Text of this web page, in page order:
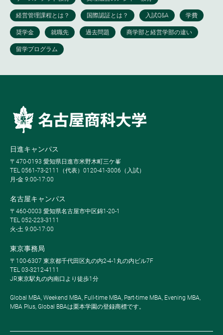
日進キャンパス
〒470-0193 愛知県日進市米野木町三ケ峯
TEL 0561-73-2111（代表）0120-41-3006（入試）
月-金 9:00-17:00
名古屋キャンパス
〒460-0003 愛知県名古屋市中区錦1-20-1
TEL 052-223-3111
火-土 9:00-17:00
東京事務局
〒100-6307 東京都千代田区丸の内2-4-1丸の内ビル7F
TEL 03-3212-4111
JR東京駅丸の内南口より徒歩1分
Global MBA, Weekend MBA, Full-time MBA, Part-time MBA, Evening MBA,
MBA Plus, Global BBAは栗本学園の登録商標です。